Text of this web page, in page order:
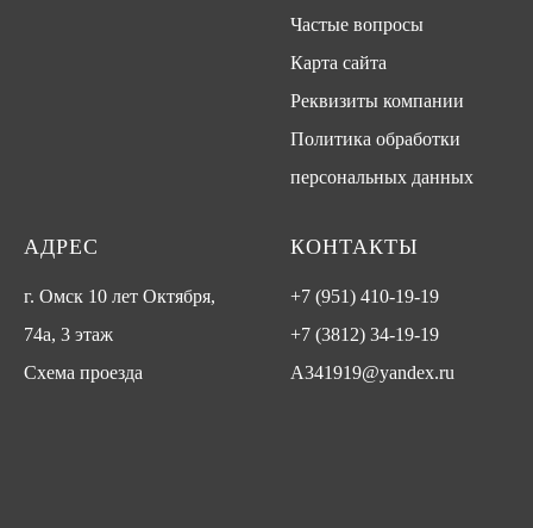
Частые вопросы
Карта сайта
Реквизиты компании
Политика обработки
персональных данных
АДРЕС
г. Омск 10 лет Октября,
74а, 3 этаж
Схема проезда
КОНТАКТЫ
+7 (951) 410-19-19
+7 (3812) 34-19-19
A341919@yandex.ru